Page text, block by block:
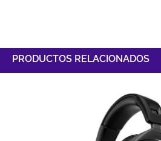
PRODUCTOS RELACIONADOS